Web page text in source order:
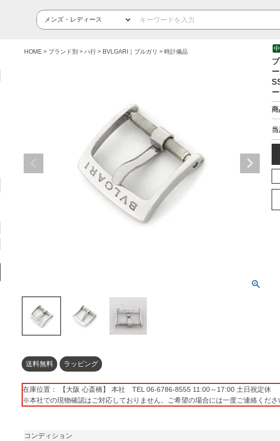
HOME ブランド別 ハ行 BVLGARI｜ブルガリ 時計備品
商
送料無料 ラッピング
在庫位置： 【大阪 心斎橋】 本社 TEL 06-6786-8555 11:00～17:00 土日祝定休
※本社での現物確認はご対応しておりません。ご希望の場合には一度ご連絡くださ
コンディション